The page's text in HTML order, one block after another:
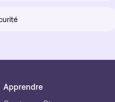
Apprendre